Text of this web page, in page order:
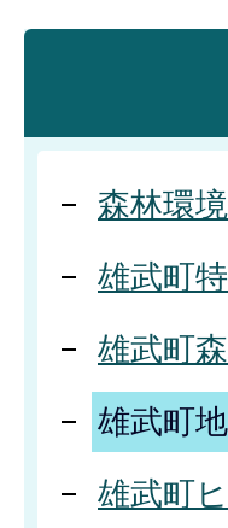
森林環
雄武町
雄武町
雄武町
雄武町